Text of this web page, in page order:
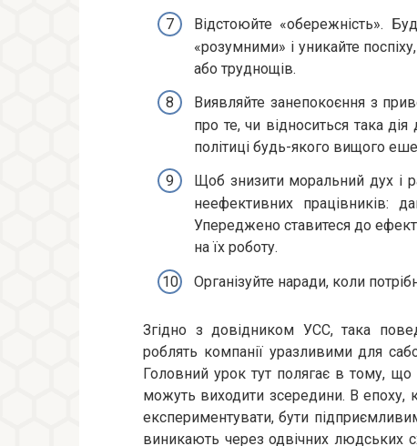
Відстоюйте «обережність».
«розумними» і уникайте
або труднощів.
Виявляйте занепокоєння з
про те, чи відноситься така
політиці будь-якого вищого
Щоб знизити моральний дух і
неефективних працівників:
Упереджено ставитеся до
на їх роботу.
Організуйте наради, коли
Згідно з довідником УСС, така
роблять компанії уразливими для
Головний урок тут полягає в тому, що
можуть виходити зсередини. В епоху,
експериментувати, бути
виникають через одвічних людських